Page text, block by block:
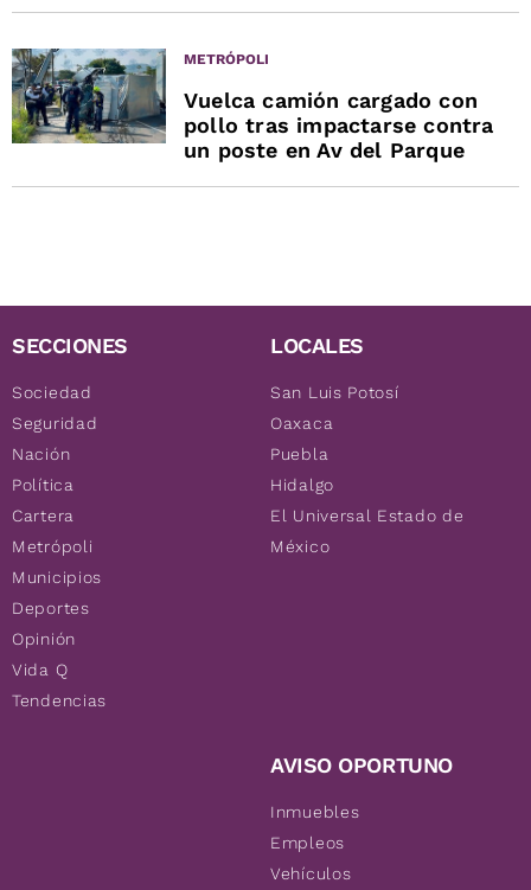
METRÓPOLI
Vuelca camión cargado con
pollo tras impactarse contra
un poste en Av del Parque
SECCIONES
Sociedad
Seguridad
Nación
Política
Cartera
Metrópoli
Municipios
Deportes
Opinión
Vida Q
Tendencias
LOCALES
San Luis Potosí
Oaxaca
Puebla
Hidalgo
El Universal Estado de
México
AVISO OPORTUNO
Inmuebles
Empleos
Vehículos